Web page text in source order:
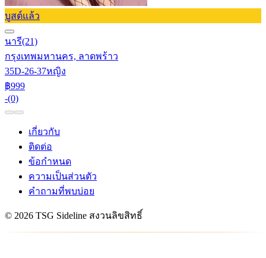
บูสต์แล้ว
นารี(21)
กรุงเทพมหานคร, ลาดพร้าว
35D-26-37หญิง
฿999
-(0)
เกี่ยวกับ
ติดต่อ
ข้อกำหนด
ความเป็นส่วนตัว
คำถามที่พบบ่อย
© 2026 TSG Sideline สงวนลิขสิทธิ์